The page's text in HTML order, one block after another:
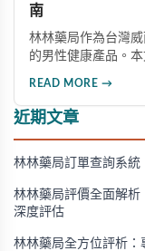
南
林林藥局作為台灣
的男性健康產品。
擇。
READ MORE →
近期文章
林林藥局訂單查詢系
林林藥局評價全面解
深度評估
林林藥局全方位評析